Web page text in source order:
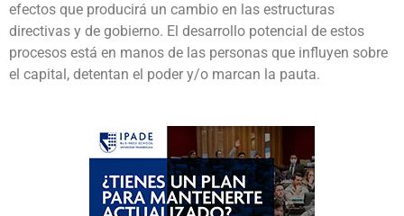
efectos que producirá un cambio en las estructuras
directivas y de gobierno. El desarrollo potencial de estos
procesos está en manos de las personas que influyen sobre
el capital, detentan el poder y/o marcan la pauta.